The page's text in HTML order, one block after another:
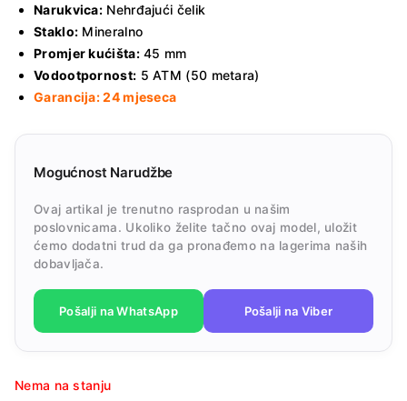
Narukvica: Nehrđajući čelik
Staklo: Mineralno
Promjer kućišta:45 mm
Vodootpornost: 5 ATM (50 metara)
Garancija: 24 mjeseca
Mogućnost Narudžbe
Ovaj artikal je trenutno rasprodan u našim
poslovnicama. Ukoliko želite tačno ovaj model, uložit
ćemo dodatni trud da ga pronađemo na lagerima naših
dobavljača.
Pošalji na WhatsApp Pošalji na Viber
Nema na stanju